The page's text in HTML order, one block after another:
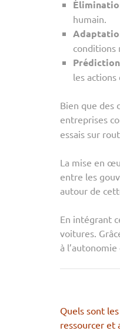
humain.
conditions
les actions
Bien que des
entreprises
essais sur
La mise en
entre les
autour de
En intégrant
voitures.
à
de
Quels sont
ressourcer et